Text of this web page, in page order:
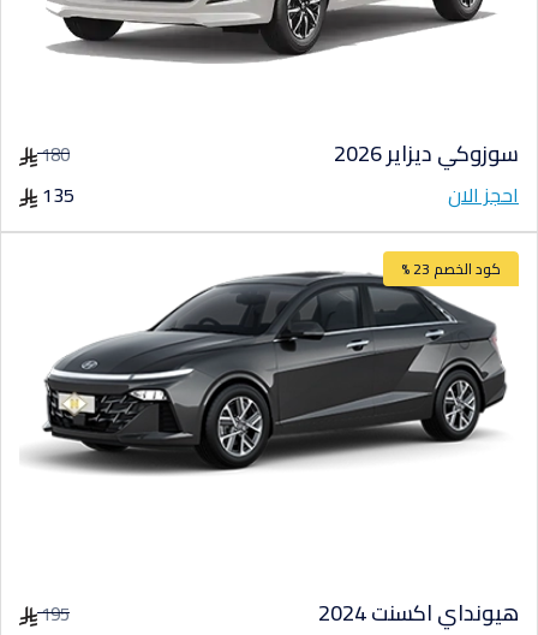
سوزوكي ديزاير 2026 180
135 احجز الان
كود الخصم 23 %
هيونداي اكسنت 2024 195